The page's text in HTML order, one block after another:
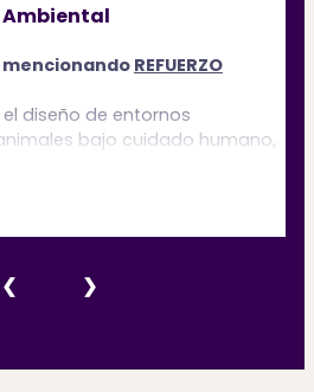
❮
mencionando REFUERZO
diseño de entornos
bajo cuidado humano,
conductual
❯